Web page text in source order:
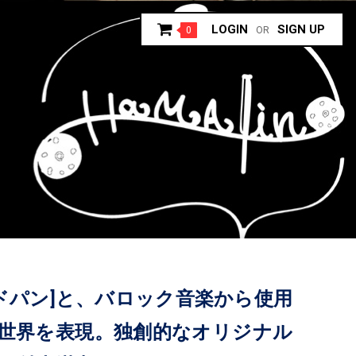
0 LOGIN OR SIGN UP
ン]と、バロック音楽から使用
界を表現。独創的なオリジナル